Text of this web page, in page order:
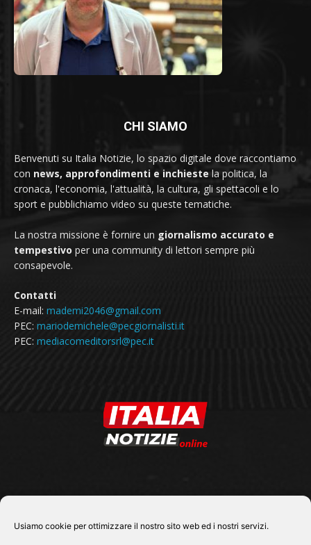
Usiamo cookie per ottimizzare il nostro sito web ed i nostri servizi.
CHI SIAMO
Benvenuti su Italia Notizie, lo spazio digitale dove raccontiamo
con news, approfondimenti e inchieste la politica, la
cronaca, l'economia, l'attualità, la cultura, gli spettacoli e lo
sport e pubblichiamo video su queste tematiche.
La nostra missione è fornire un giornalismo accurato e
tempestivo per una community di lettori sempre più
consapevole.
Contatti
E-mail: mademi2046@gmail.com
PEC: mariodemichele@pecgiornalisti.it
PEC: mediacomeditorsrl@pec.it
SEGUICI SU